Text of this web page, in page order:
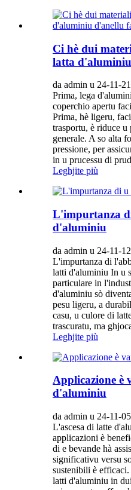
Ci hè dui
latta
da admin u 24-11-21
Prima, lega
coperchio apertu
Prima, hè ligeru,
trasportu, è riduce u
generale. A so alta
pressione, per
in u prucessu di
Leghjite più
L'impurtanza
d'aluminiu
da admin u 24-11-12
L'impurtanza di
latti d'aluminiu In u
particulare in
d'aluminiu sò
pesu ligeru, a
casu, u culore di
trascuratu, ma
Leghjite più
Applicazione è
d'aluminiu
da admin u 24-11-05
L'ascesa di latte
applicazioni è
di e bevande hà
significativu versu
sustenibili è
latti d'aluminiu in